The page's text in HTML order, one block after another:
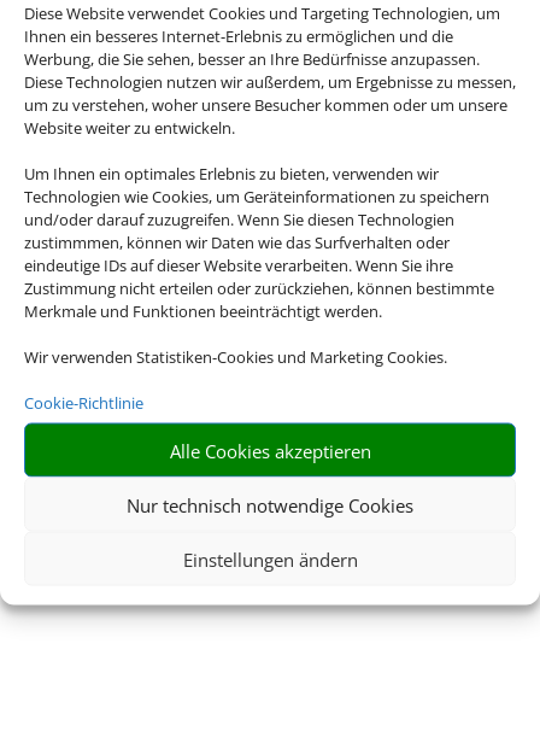
Diese Website verwendet Cookies und Targeting Technologien, um
Ihnen ein besseres Internet-Erlebnis zu ermöglichen und die
Werbung, die Sie sehen, besser an Ihre Bedürfnisse anzupassen.
Diese Technologien nutzen wir außerdem, um Ergebnisse zu messen,
um zu verstehen, woher unsere Besucher kommen oder um unsere
Website weiter zu entwickeln.
Um Ihnen ein optimales Erlebnis zu bieten, verwenden wir
Technologien wie Cookies, um Geräteinformationen zu speichern
und/oder darauf zuzugreifen. Wenn Sie diesen Technologien
zustimmmen, können wir Daten wie das Surfverhalten oder
eindeutige IDs auf dieser Website verarbeiten. Wenn Sie ihre
Zustimmung nicht erteilen oder zurückziehen, können bestimmte
Merkmale und Funktionen beeinträchtigt werden.
Wir verwenden Statistiken-Cookies und Marketing Cookies.
Cookie-Richtlinie
Alle Cookies akzeptieren
Nur technisch notwendige Cookies
Einstellungen ändern